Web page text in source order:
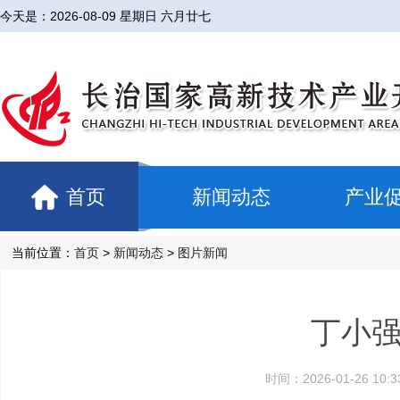
今天是： 2026-08-09 星期日 六月廿七
首页 新闻动态 产业
当前位置： 首页 > 新闻动态 > 图片新闻
丁小
时间：2026-01-26